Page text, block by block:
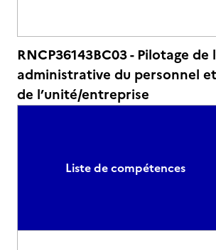
RNCP36143BC03 - Pilotage
administrative du personnel
de l’unité/entreprise
Liste de compétences